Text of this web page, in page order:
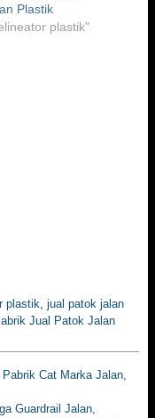
Plastik
plastik"
plastik, jual patok jalan
Jual Patok Jalan
Cat Marka Jalan,
Guardrail Jalan,